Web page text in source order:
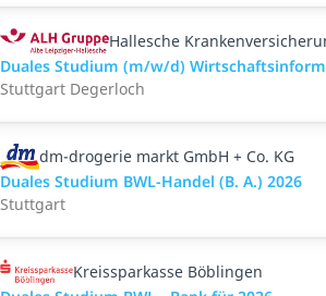
Hallesche
Duales Studium (m/w/d)
Stuttgart Degerloch
dm-drogerie markt GmbH + Co. KG
Duales Studium BWL-Handel (B. A.) 2026
Stuttgart
Kreissparkasse Böblingen